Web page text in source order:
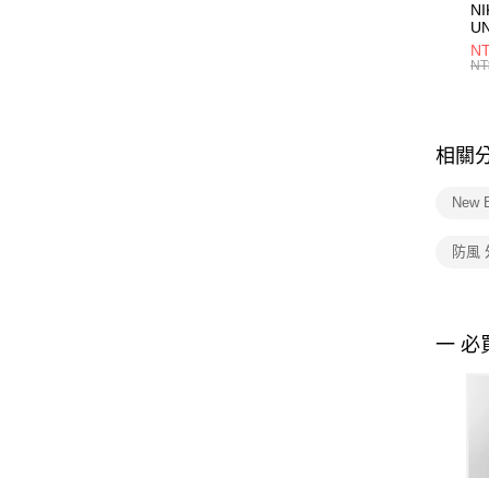
統
相關
New
防風
一 必